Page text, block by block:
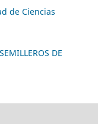
de Ciencias
DE